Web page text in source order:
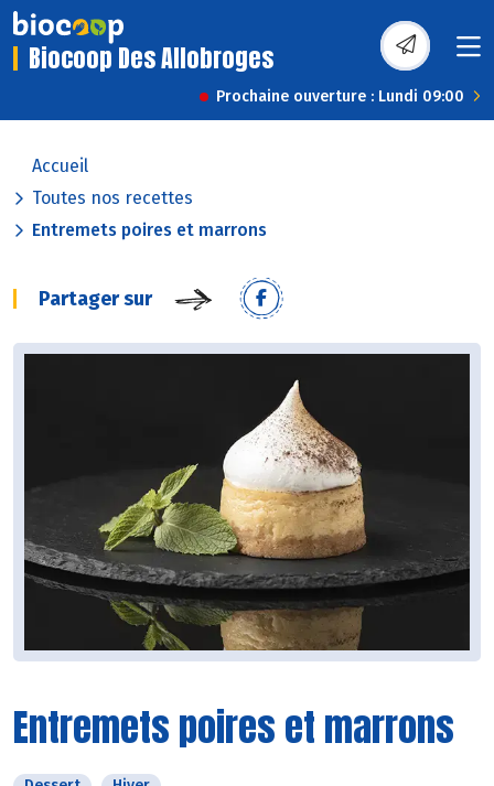
Biocoop Des Allobroges
Prochaine ouverture : Lundi 09:00
Accueil
Toutes nos recettes
Entremets poires et marrons
Partager sur
Entremets poires et marrons